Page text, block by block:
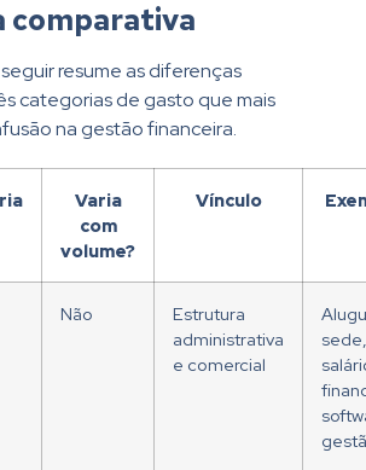
comparativa
resume as diferenças
categorias de gasto que mais
na gestão financeira.
Varia
com
volume?
Vínculo
Não
Estrutura
administrativa
e comercial
sede,